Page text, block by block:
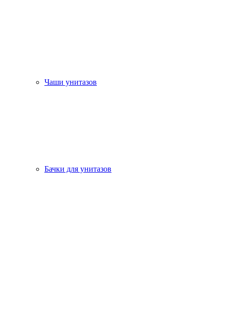
Чаши унитазов
Бачки для унитазов